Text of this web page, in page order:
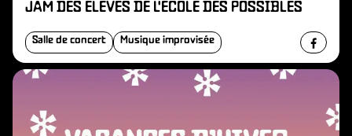
JAM DES ÉLÈVES DE L'ÉCOLE DES POSSIBLES
Salle de concert Musique improvisée